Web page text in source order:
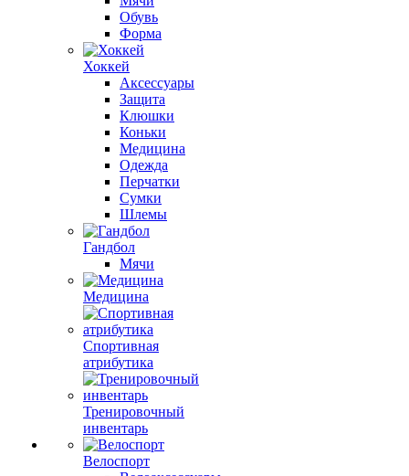
Обувь
Форма
Хоккей
Аксессуары
Защита
Клюшки
Коньки
Медицина
Одежда
Перчатки
Сумки
Шлемы
Гандбол
Мячи
Медицина
Спортивная
атрибутика
Тренировочный
инвентарь
Велоспорт